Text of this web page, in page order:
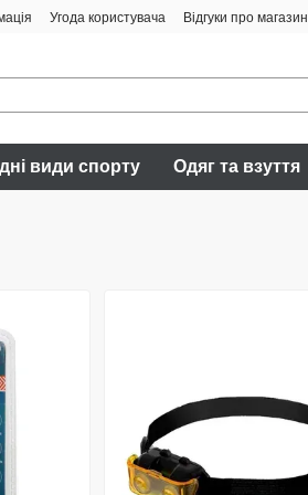
Угода користувача Відгуки про магазин
види спорту Одяг та взуття